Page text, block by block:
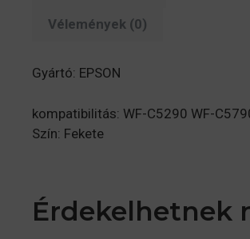
Vélemények (0)
Gyártó: EPSON
kompatibilitás: WF-C5290 WF-
Szín: Fekete
Érdekelhetnek